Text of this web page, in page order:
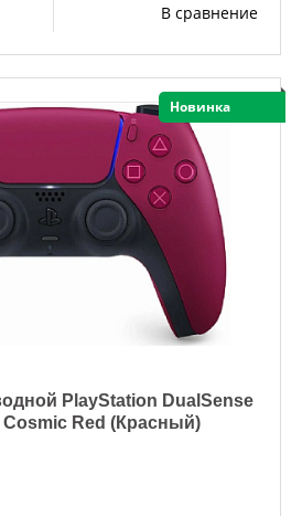
В сравнение
Новинка
PlayStation DualSense
Red (Красный)